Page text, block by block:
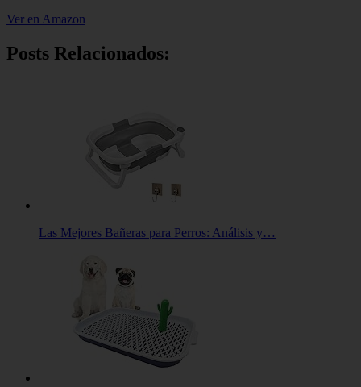
Ver en Amazon
Posts Relacionados:
Las Mejores Bañeras para Perros: Análisis y…